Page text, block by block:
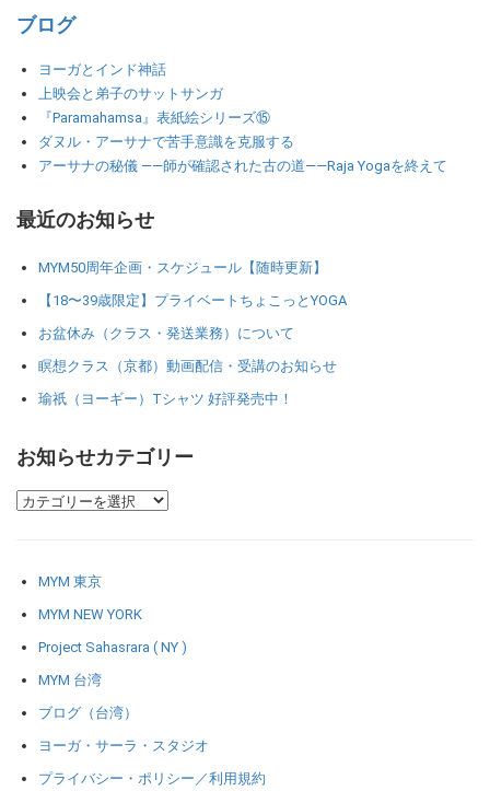
ブログ
ヨーガとインド神話
上映会と弟子のサットサンガ
『Paramahamsa』表紙絵シリーズ⑮
ダヌル・アーサナで苦手意識を克服する
アーサナの秘儀 ――師が確認された古の道――Raja Yogaを終えて
最近のお知らせ
MYM50周年企画・スケジュール【随時更新】
【18〜39歳限定】プライベートちょこっとYOGA
お盆休み（クラス・発送業務）について
瞑想クラス（京都）動画配信・受講のお知らせ
瑜祇（ヨーギー）Tシャツ 好評発売中！
お知らせカテゴリー
MYM 東京
MYM NEW YORK
Project Sahasrara ( NY )
MYM 台湾
ブログ（台湾）
ヨーガ・サーラ・スタジオ
プライバシー・ポリシー／利用規約